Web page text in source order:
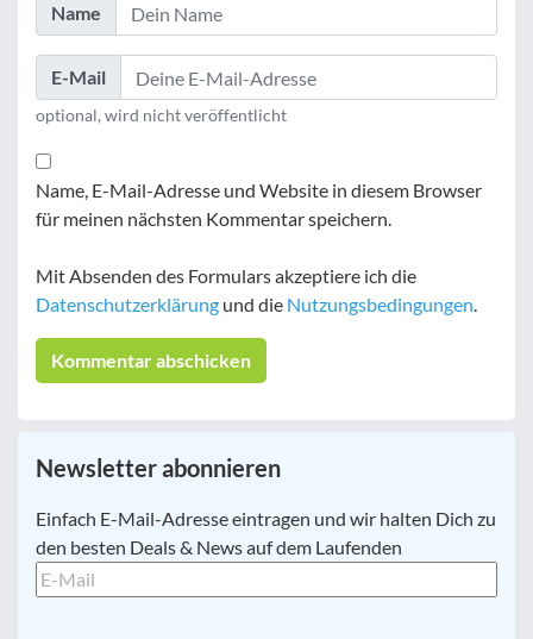
Name
E-Mail
optional, wird nicht veröffentlicht
Name, E-Mail-Adresse und Website in diesem Browser
für meinen nächsten Kommentar speichern.
Mit Absenden des Formulars akzeptiere ich die
Datenschutzerklärung und die Nutzungsbedingungen.
Newsletter abonnieren
E-
Mail *
Einfach E-Mail-Adresse eintragen und wir halten Dich zu
den besten Deals & News auf dem Laufenden